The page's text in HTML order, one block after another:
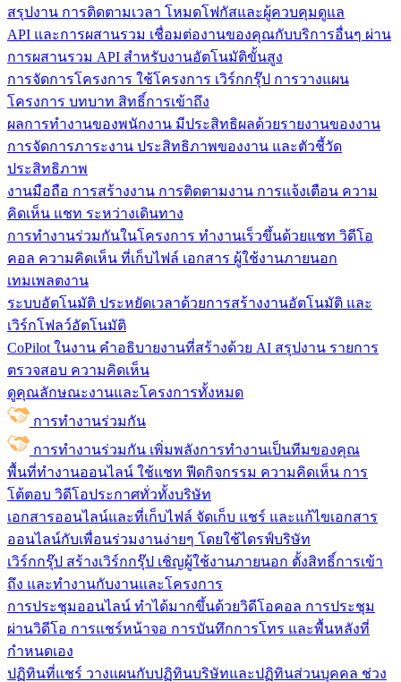
สรุปงาน การติดตามเวลา โหมดโฟกัสและผู้ควบคุมดูแล
API และการผสานรวม เชื่อมต่องานของคุณกับบริการอื่นๆ ผ่าน
การผสานรวม API สำหรับงานอัตโนมัติขั้นสูง
การจัดการโครงการ ใช้โครงการ เวิร์กกรุ๊ป การวางแผน
โครงการ บทบาท สิทธิ์การเข้าถึง
ผลการทำงานของพนักงาน มีประสิทธิผลด้วยรายงานของงาน
การจัดการภาระงาน ประสิทธิภาพของงาน และตัวชี้วัด
ประสิทธิภาพ
งานมือถือ การสร้างงาน การติดตามงาน การแจ้งเตือน ความ
คิดเห็น แชท ระหว่างเดินทาง
การทำงานร่วมกันในโครงการ ทํางานเร็วขึ้นด้วยแชท วิดีโอ
คอล ความคิดเห็น ที่เก็บไฟล์ เอกสาร ผู้ใช้งานภายนอก
เทมเพลตงาน
ระบบอัตโนมัติ ประหยัดเวลาด้วยการสร้างงานอัตโนมัติ และ
เวิร์กโฟลว์อัตโนมัติ
CoPilot ในงาน คำอธิบายงานที่สร้างด้วย AI สรุปงาน รายการ
ตรวจสอบ ความคิดเห็น
ดูคุณลักษณะงานและโครงการทั้งหมด
การทำงานร่วมกัน
การทำงานร่วมกัน เพิ่มพลังการทำงานเป็นทีมของคุณ
พื้นที่ทำงานออนไลน์ ใช้แชท ฟีดกิจกรรม ความคิดเห็น การ
โต้ตอบ วิดีโอประกาศทั่วทั้งบริษัท
เอกสารออนไลน์และที่เก็บไฟล์ จัดเก็บ แชร์ และแก้ไขเอกสาร
ออนไลน์กับเพื่อนร่วมงานง่ายๆ โดยใช้ไดรฟ์บริษัท
เวิร์กกรุ๊ป สร้างเวิร์กกรุ๊ป เชิญผู้ใช้งานภายนอก ตั้งสิทธิ์การเข้า
ถึง และทำงานกับงานและโครงการ
การประชุมออนไลน์ ทำได้มากขึ้นด้วยวิดีโอคอล การประชุม
ผ่านวิดีโอ การแชร์หน้าจอ การบันทึกการโทร และพื้นหลังที่
กำหนดเอง
ปฏิทินที่แชร์ วางแผนกับปฏิทินบริษัทและปฏิทินส่วนบุคคล ช่วง